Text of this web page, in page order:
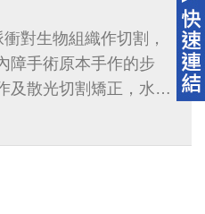
對生物組織作切割，
障手術原本手作的步
及散光切割矯正，水晶